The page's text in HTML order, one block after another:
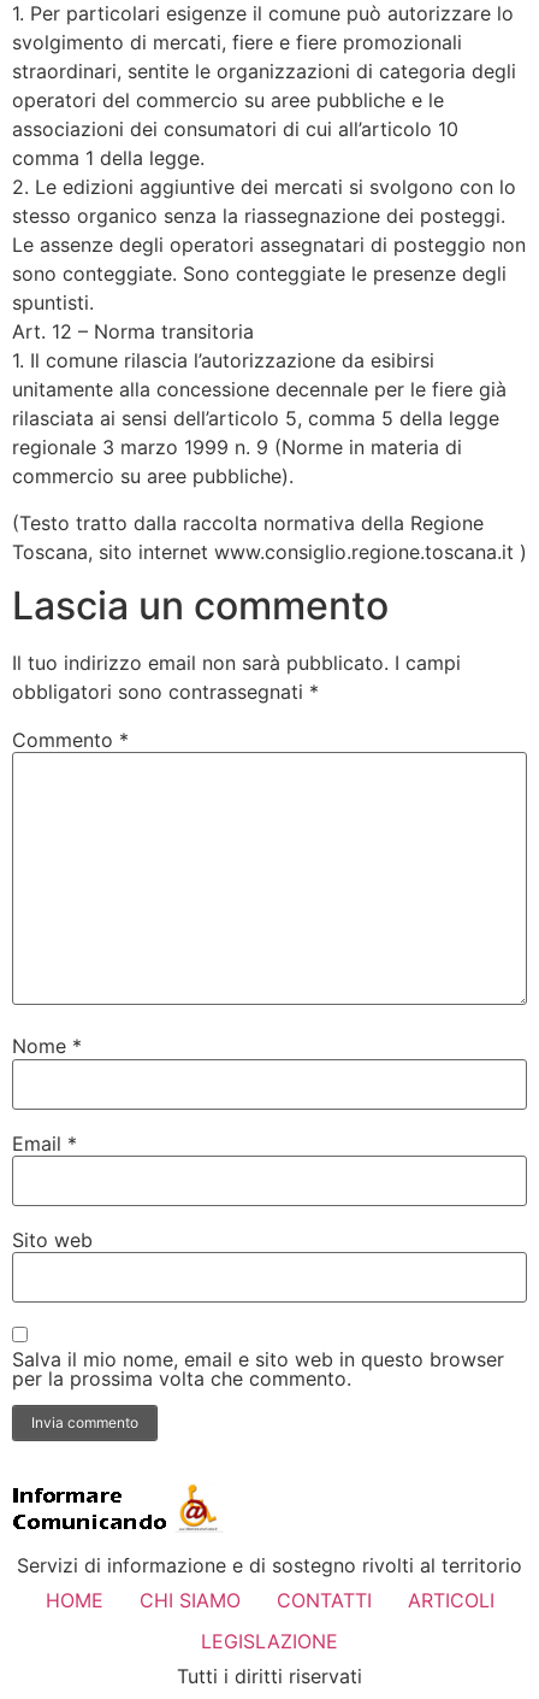
1. Per particolari esigenze il comune può autorizzare lo
svolgimento di mercati, fiere e fiere promozionali
straordinari, sentite le organizzazioni di categoria degli
operatori del commercio su aree pubbliche e le
associazioni dei consumatori di cui all’articolo 10
comma 1 della legge.
2. Le edizioni aggiuntive dei mercati si svolgono con lo
stesso organico senza la riassegnazione dei posteggi.
Le assenze degli operatori assegnatari di posteggio non
sono conteggiate. Sono conteggiate le presenze degli
spuntisti.
Art. 12 – Norma transitoria
1. Il comune rilascia l’autorizzazione da esibirsi
unitamente alla concessione decennale per le fiere già
rilasciata ai sensi dell’articolo 5, comma 5 della legge
regionale 3 marzo 1999 n. 9 (Norme in materia di
commercio su aree pubbliche).
(Testo tratto dalla raccolta normativa della Regione
Toscana, sito internet www.consiglio.regione.toscana.it )
Lascia un commento
Il tuo indirizzo email non sarà pubblicato. I campi
obbligatori sono contrassegnati *
Commento *
Nome *
Email *
Sito web
Salva il mio nome, email e sito web in questo browser
per la prossima volta che commento.
Servizi di informazione e di sostegno rivolti al territorio
HOME
CHI SIAMO CONTATTI
ARTICOLI
LEGISLAZIONE
Tutti i diritti riservati